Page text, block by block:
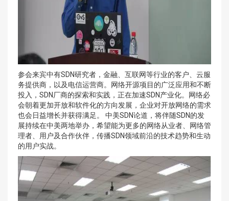
参会来宾中有SDN研究者，金融、互联网等行业的客户、云服
务提供商，以及电信运营商。网络开源项目的广泛应用和不断
投入，SDN厂商的探索和实践，正在加速SDN产业化。网络必
会朝着更加开放和软件化的方向发展，企业对开放网络的需求
也会日益增长并获得满足。 中美SDN论道，将伴随SDN的发
展持续在中美两地举办，希望能为更多的网络从业者、网络管
理者、用户及合作伙伴，传播SDN领域前沿的技术趋势和生动
的用户实战。